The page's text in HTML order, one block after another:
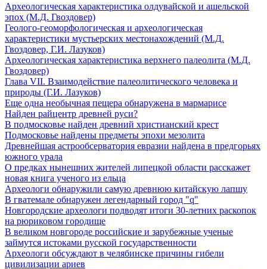
Археологическая характеристика олдувайской и ашельской
эпох (М.Д. Гвоздовер)
Геолого-геоморфологическая и археологическая
характеристики мустьерских местонахождений (М.Д.
Гвоздовер, Г.И. Лазуков)
Археологическая характеристика верхнего палеолита (М.Д.
Гвоздовер)
Глава VII. Взаимодействие палеолитического человека и
природы (Г.И. Лазуков)
Еще одна необычная пещера обнаружена в мармарисе
Найден райцентр древней руси?
В подмосковье найден древний христианский крест
Подмосковье найдены предметы эпохи мезолита
Древнейшая астрообсерватория евразии найдена в предгорьях
южного урала
О предках нынешних жителей липецкой области расскажет
новая книга ученого из ельца
Археологи обнаружили самую древнюю китайскую лапшу
В гватемале обнаружен легендарный город "q"
Новгородские археологи подводят итоги 30-летних раскопок
на рюриковом городище
В великом новгороде российские и зарубежные ученые
займутся истоками русской государственности
Археологи обсуждают в челябинске причины гибели
цивилизации ариев